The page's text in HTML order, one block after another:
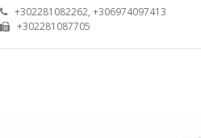
+302281082262, +306974097413
+302281087705